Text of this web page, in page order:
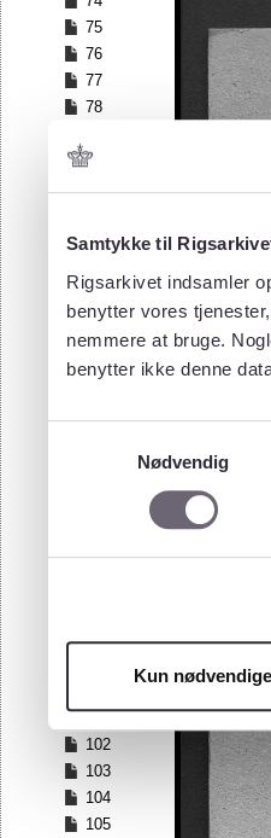
Samtykke til
Rigsarkivet indsamler
benytter vores
nemmere at bruge.
benytter ikke denne
Nødvendig
Kun
75
76
77
78
80
83
85
86
87
88
90
95
98
101
102
103
104
105